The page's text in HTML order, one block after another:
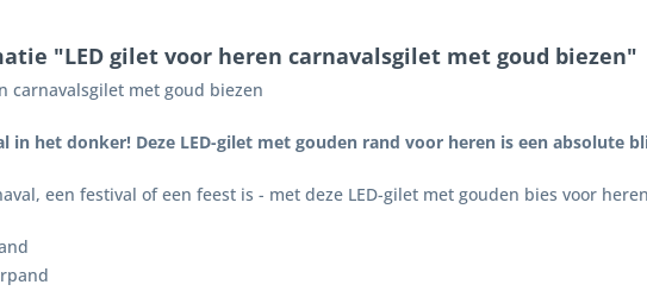
"LED gilet voor heren carnavalsgilet met goud biezen"
carnavalsgilet met goud biezen
in het donker! Deze LED-gilet met gouden rand voor heren is een absolute
een festival of een feest is - met deze LED-gilet met gouden bies voor